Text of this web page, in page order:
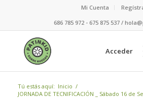
Mi Cuenta
686 785 972 - 675 875 537 /
Acceder
Tú estás aquí: Inicio /
JORNADA DE TECNIFICACIÓN _ Sábado 16 de